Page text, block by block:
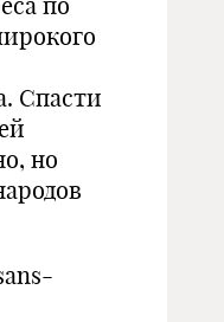
Спасти
но